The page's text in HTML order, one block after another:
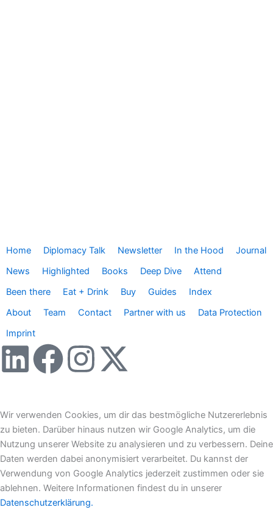
Home Diplomacy Talk Newsletter In the Hood
Journal
News
Highlighted Books Deep Dive
Attend
Been there
Eat + Drink Buy Guides
Index
About
Team Contact Partner with us
Data Protection
Imprint
L
n
k
e
F
c
e
b
I
s
t
a
X
t
w
i
Wir verwenden Cookies, um dir das bestmögliche Nutzererlebnis
zu bieten. Darüber hinaus nutzen wir Google Analytics, um die
Nutzung unserer Website zu analysieren und zu verbessern. Deine
Daten werden dabei anonymisiert verarbeitet. Du kannst der
Verwendung von Google Analytics jederzeit zustimmen oder sie
ablehnen. Weitere Informationen findest du in unserer
Datenschutzerklärung.